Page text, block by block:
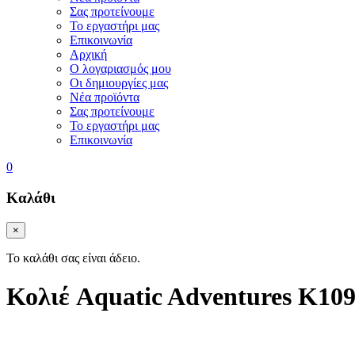
Σας προτείνουμε
Το εργαστήρι μας
Επικοινωνία
Αρχική
Ο λογαριασμός μου
Οι δημιουργίες μας
Νέα προϊόντα
Σας προτείνουμε
Το εργαστήρι μας
Επικοινωνία
0
Καλάθι
×
Το καλάθι σας είναι άδειο.
Κολιέ Aquatic Adventures